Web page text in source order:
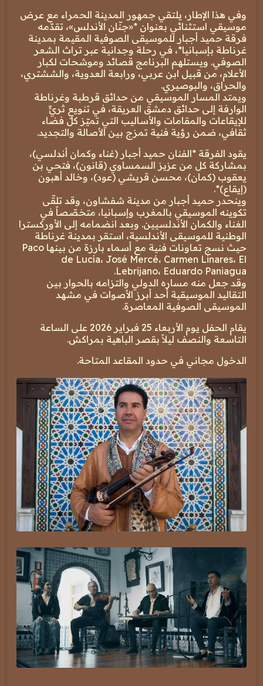
وفي هذا الإطار، يلتقي جمهور المدينة الحمراء مع عرض
موسيقي استثنائي بعنوان *«جنّان الأندلس»، تقدّمه
فرقة حميد أجبار للموسيقى الصوفية المقيمة بمدينة
غرناطة بإسبانيا*، في رحلة وجدانية عبر تراث الشعر
الصوفي. ويستلهم البرنامج قصائد وموشحات لكبار
الأعلام، من قبيل ابن عربي، ورابعة العدوية، والششتري،
والحراق، والبوصيري.
ويمتد المسار الموسيقي من حدائق قرطبة وغرناطة
الوارفة إلى حدائق دمشق العريقة، في تنويعٍ ثريٍّ
للإيقاعات والمقامات والأساليب التي تميّز كل فضاء
ثقافي، ضمن رؤية فنية تمزج بين الأصالة والتجديد.
يقود الفرقة *الفنان حميد أجبار (غناء وكمان أندلسي)،
بمشاركة كل من عزيز السمساوي (قانون)، فتحي بن
يعقوب (كمان)، محسن قريشي (عود)، وخالد أهبون
(إيقاع)*.
وينحدر حميد أجبار من مدينة شفشاون، وقد تلقّى
تكوينه الموسيقي بالمغرب وإسبانيا، متخصّصاً في
الغناء والكمان الأندلسيين. وبعد انضمامه إلى الأوركسترا
الوطنية للموسيقى الأندلسية، استقر بمدينة غرناطة
حيث نسج تعاونات فنية مع أسماء بارزة من بينها Paco
de Lucía، José Mercé، Carmen Linares، El
Lebrijano، Eduardo Paniagua.
وقد جعل منه مساره الدولي والتزامه بالحوار بين
التقاليد الموسيقية أحد أبرز الأصوات في مشهد
الموسيقى الصوفية المعاصرة.
يقام الحفل يوم الأربعاء 25 فبراير 2026 على الساعة
التاسعة والنصف ليلاً بقصر الباهية بمراكش.
الدخول مجاني في حدود المقاعد المتاحة.